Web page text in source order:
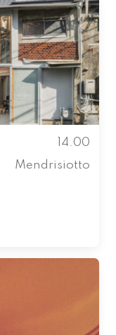
14.00
Mendrisiotto